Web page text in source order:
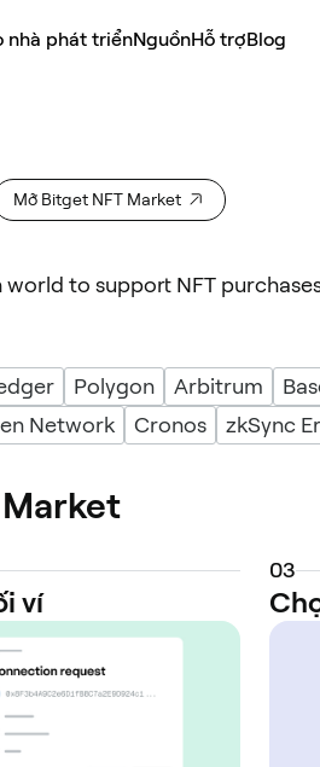
nhà phát triểnNguồnHỗ trợBlog
Mở Bitget NFT Market
to support NFT
Polygon Arbitrum
Network Cronos zkSync
ví
03